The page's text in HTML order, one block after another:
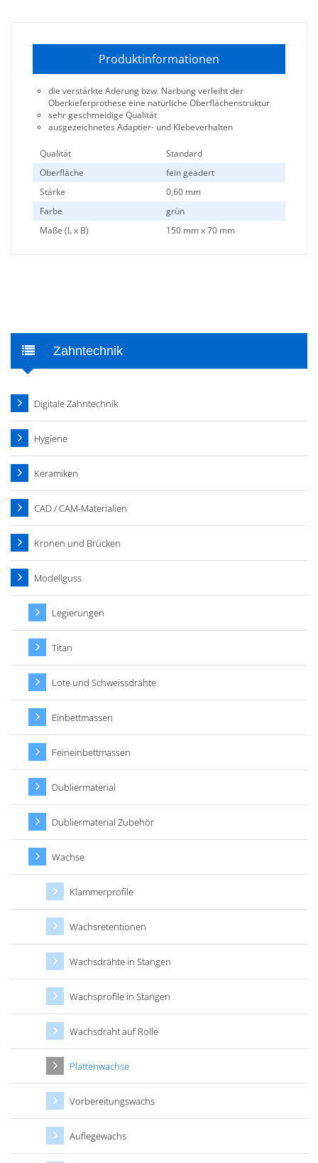
Produktinformationen
die verstärkte Aderung bzw. Narbung verleiht der
Oberkieferprothese eine natürliche Oberflächenstruktur
sehr geschmeidige Qualität
ausgezeichnetes Adaptier- und Klebeverhalten
Qualität
Standard
Oberfläche
fein geadert
Stärke
0,60 mm
Farbe
grün
Maße (L x B)
150 mm x 70 mm
Zahntechnik
Digitale Zahntechnik
Hygiene
Keramiken
CAD / CAM-Materialien
Kronen und Brücken
Modellguss
Legierungen
Titan
Lote und Schweissdrähte
Einbettmassen
Feineinbettmassen
Dubliermaterial
Dubliermaterial Zubehör
Wachse
Klammerprofile
Wachsretentionen
Wachsdrähte in Stangen
Wachsprofile in Stangen
Wachsdraht auf Rolle
Plattenwachse
Vorbereitungswachs
Auflegewachs